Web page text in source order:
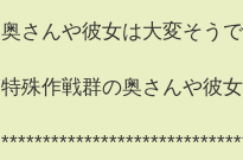
奥さんや彼女は大変そうで
特殊作戦群の奥さんや彼